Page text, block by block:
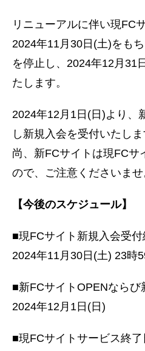
リニューアルに伴い現FC
2024年11月30日(土)をも
を停止し、2024年12月31
たします。
2024年12月1日(日)より、
し新規入会を受付いたしま
尚、新FCサイトは現FCサ
ので、ご注意くださいませ
【今後のスケジュール】
■現FCサイト新規入会受付
2024年11月30日(土) 23時
■新FCサイトOPENならび
2024年12月1日(日)
■現FCサイトサービス終了